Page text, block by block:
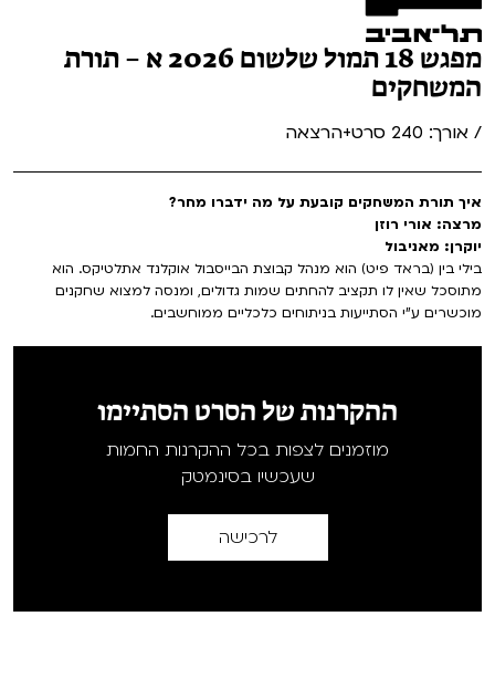
מפגש 18 תמול שלשום 2026 א – תורת
המשחקים
/ אורך: 240 סרט+הרצאה
איך תורת המשחקים קובעת על מה ידברו מחר?
מרצה: אורי רוזן
יוקרן: מאניבול
בילי בין (בראד פיט) הוא מנהל קבוצת הבייסבול אוקלנד אתלטיקס. הוא
מתוסכל שאין לו תקציב להחתים שמות גדולים, ומנסה למצוא שחקנים
מוכשרים ע"י הסתייעות בניתוחים כלכליים ממוחשבים.
ההקרנות של הסרט הסתיימו
מוזמנים לצפות בכל ההקרנות החמות
שעכשיו בסינמטק
לרכישה